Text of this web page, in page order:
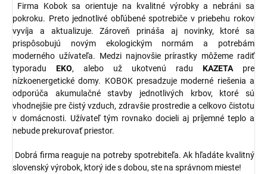
Firma Kobok sa orientuje na kvalitné výrobky a nebráni sa
pokroku. Preto jednotlivé obľúbené spotrebiče v priebehu rokov
vyvíja a aktualizuje. Zároveň prináša aj novinky, ktoré sa
prispôsobujú novým ekologickým normám a potrebám
moderného užívateľa. Medzi najnovšie prírastky môžeme radiť
typoradu EKO, alebo už ukotvenú radu KAZETA pre
nízkoenergetické domy. KOBOK presadzuje moderné riešenia a
odporúča akumulačné stavby jednotlivých krbov, ktoré sú
vhodnejšie pre čistý vzduch, zdravšie prostredie a celkovo čistotu
v domácnosti. Užívateľ tým rovnako docieli aj príjemné teplo a
nebude prekurovať priestor.
Dobrá firma reaguje na potreby spotrebiteľa. Ak hľadáte kvalitný
slovenský výrobok, ktorý ide s dobou, ste na správnom mieste!